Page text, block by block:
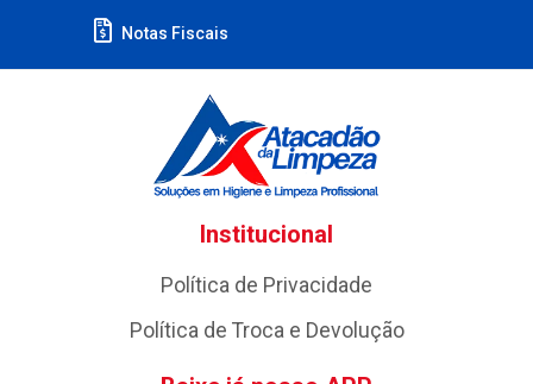
Notas Fiscais
Institucional
Política de Privacidade
Política de Troca e Devolução